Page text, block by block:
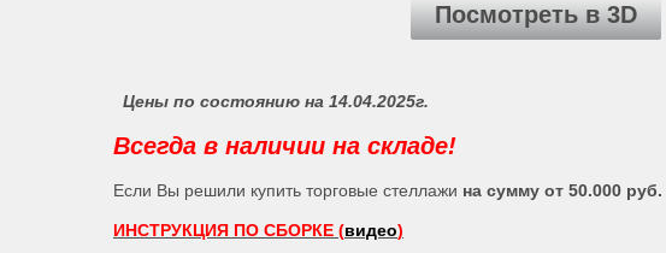
Посмотреть в 3D
Цены по состоянию на 14.04.2025г.
Всегда в наличии на складе!
Если Вы решили купить торговые стеллажи на сумму от 50.000 руб.
ИНСТРУКЦИЯ ПО СБОРКЕ (видео)